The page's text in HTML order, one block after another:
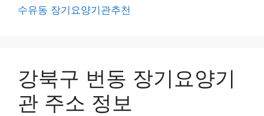
수유동 장기요양기관추천
강북구 번동 장기요양기
관 주소 정보